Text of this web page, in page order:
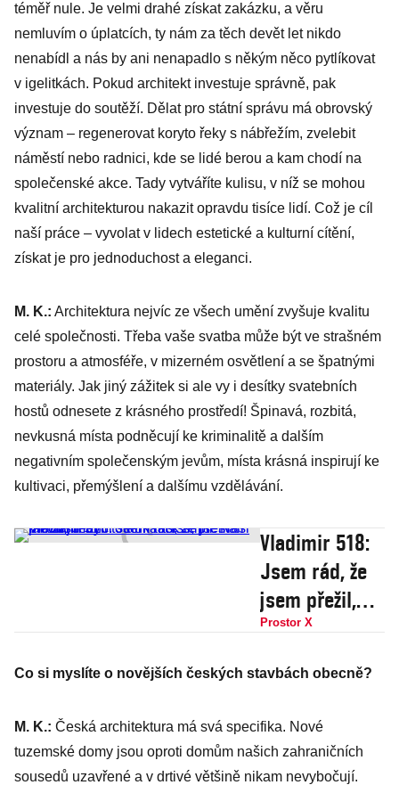
téměř nule. Je velmi drahé získat zakázku, a věru
nemluvím o úplatcích, ty nám za těch devět let nikdo
nenabídl a nás by ani nenapadlo s někým něco pytlíkovat
v igelitkách. Pokud architekt investuje správně, pak
investuje do soutěží. Dělat pro státní správu má obrovský
význam – regenerovat koryto řeky s nábřežím, zvelebit
náměstí nebo radnici, kde se lidé berou a kam chodí na
společenské akce. Tady vytváříte kulisu, v níž se mohou
kvalitní architekturou nakazit opravdu tisíce lidí. Což je cíl
naší práce – vyvolat v lidech estetické a kulturní cítění,
získat je pro jednoduchost a eleganci.
M. K.: Architektura nejvíc ze všech umění zvyšuje kvalitu
celé společnosti. Třeba vaše svatba může být ve strašném
prostoru a atmosféře, v mizerném osvětlení a se špatnými
materiály. Jak jiný zážitek si ale vy i desítky svatebních
hostů odnesete z krásného prostředí! Špinavá, rozbitá,
nevkusná místa podněcují ke kriminalitě a dalším
negativním společenským jevům, místa krásná inspirují ke
kultivaci, přemýšlení a dalšímu vzdělávání.
Vladimir 518:
Jsem rád, že
jsem přežil,
nechci se
Naši fanoušci
byli totální
rasisti,
přestali mě
Prostor X
Co si myslíte o novějších českých stavbách obecně?
M. K.: Česká architektura má svá specifika. Nové
tuzemské domy jsou oproti domům našich zahraničních
sousedů uzavřené a v drtivé většině nikam nevybočují.